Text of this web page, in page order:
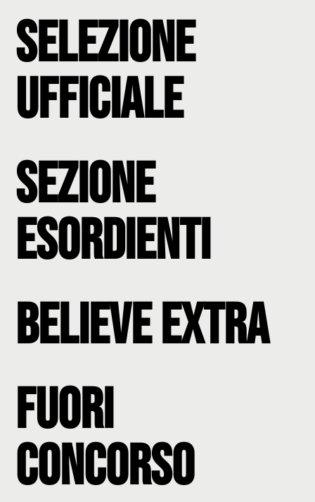
Selezione
Ufficiale
Sezione
Esordienti
Believe Extra
Fuori
Concorso